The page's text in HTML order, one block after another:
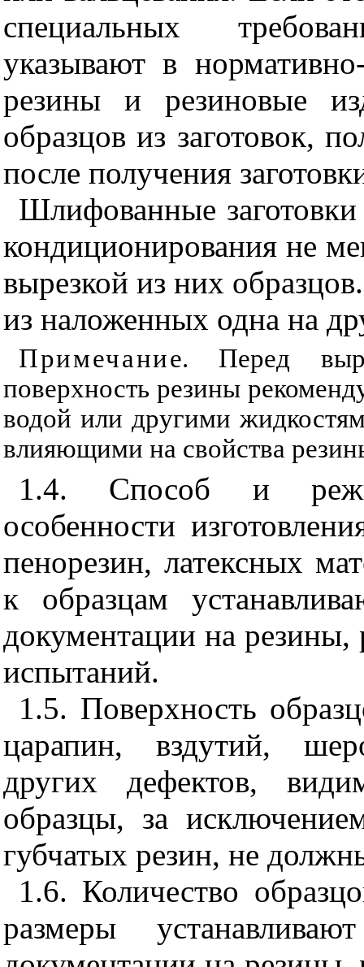
специальных
указывают в
резины и резиновые
образцов из заготовок,
после получения
Шлифованные
кондиционирования не
вырезкой из них
из наложенных одна на
Примечание. Перед
поверхность резины
водой или другими
влияющими на свойства
1.4. Способ и
особенности
пенорезин, латексных
к образцам
документации на
испытаний.
1.5. Поверхность
царапин, вздутий,
других дефектов,
образцы, за
губчатых резин, не
1.6. Количество
размеры